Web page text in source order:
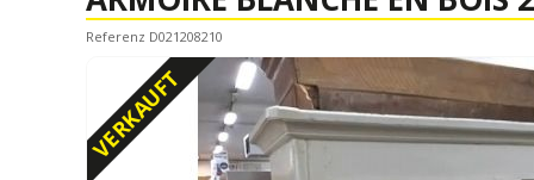
Referenz D021208210
VERKAUFT